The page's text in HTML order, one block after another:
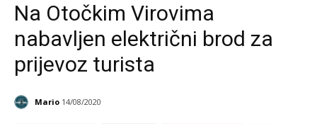
Na Otočkim Virovima
nabavljen električni brod za
prijevoz turista
Mario 14/08/2020